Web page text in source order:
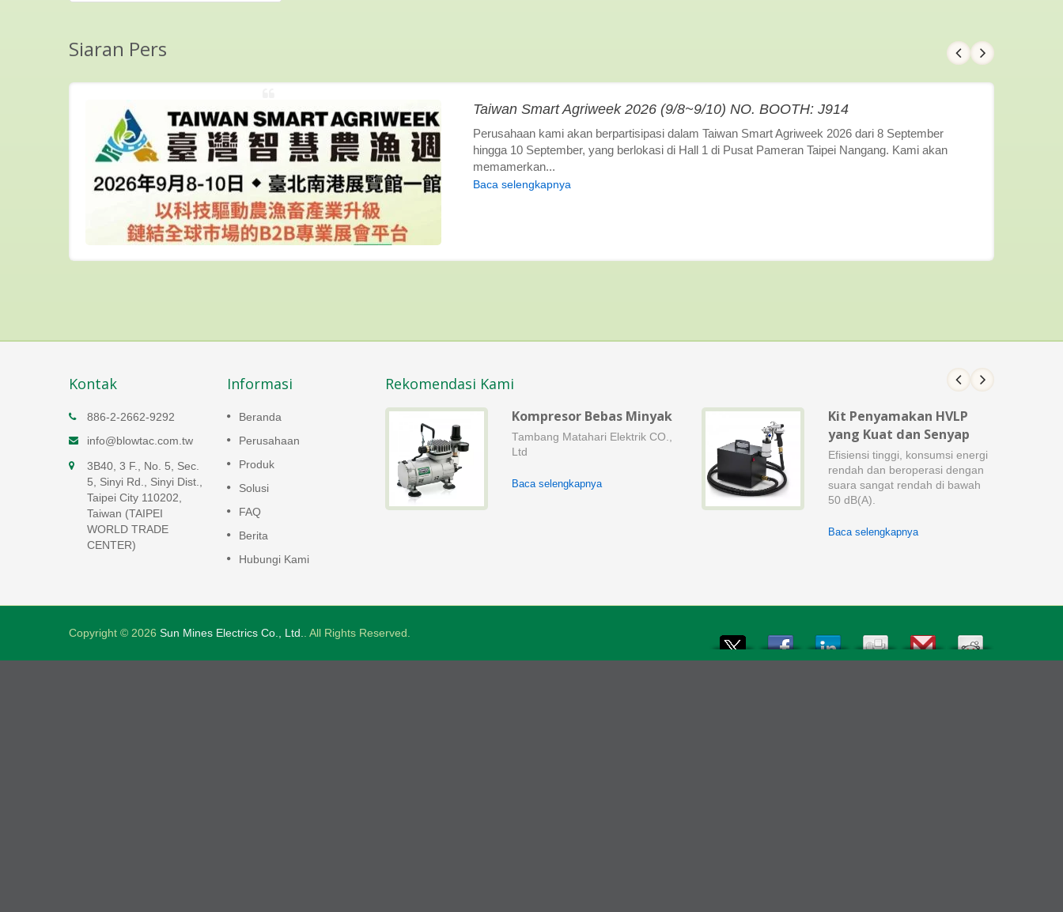
Siaran Pers
Taiwan Smart Agriweek 2026 (9/8~9/10) NO. BOOTH: J914
Perusahaan kami akan berpartisipasi dalam Taiwan Smart Agriweek 2026 dari 8 September
hingga 10 September, yang berlokasi di Hall 1 di Pusat Pameran Taipei Nangang. Kami akan
memamerkan...
Baca selengkapnya
Kontak
886-2-2662-9292
info@blowtac.com.tw
3B40, 3 F., No. 5, Sec.
5, Sinyi Rd., Sinyi Dist.,
Taipei City 110202,
Taiwan (TAIPEI
WORLD TRADE
CENTER)
Informasi
Beranda
Perusahaan
Produk
Solusi
FAQ
Berita
Hubungi Kami
Rekomendasi Kami
Pompa Udara Linear
Pompa udara linier memiliki
rendah dan beroperasi dengan
suara sangat rendah di bawah
Baca selengkapnya
Kompresor Bebas Minyak
Tambang Matahari Elektrik CO.,
Ltd
Baca selengkapnya
Kit Penyamakan HVLP
yang Kuat dan Senyap
Efisiensi tinggi, konsumsi energi
rendah dan beroperasi dengan
suara sangat rendah di bawah
50 dB(A).
Baca selengkapnya
Copyright © 2026 Sun Mines Electrics Co., Ltd.. All Rights Reserved.